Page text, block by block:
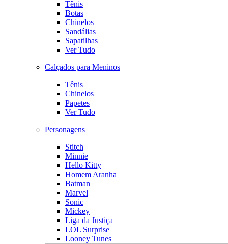
Tênis
Botas
Chinelos
Sandálias
Sapatilhas
Ver Tudo
Calçados para Meninos
Tênis
Chinelos
Papetes
Ver Tudo
Personagens
Stitch
Minnie
Hello Kitty
Homem Aranha
Batman
Marvel
Sonic
Mickey
Liga da Justiça
LOL Surprise
Looney Tunes